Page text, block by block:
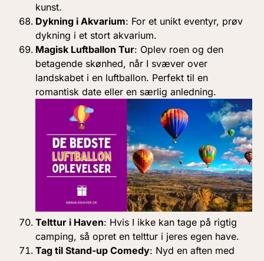
kunst.
Dykning i Akvarium: For et unikt eventyr, prøv
dykning i et stort akvarium.
Magisk Luftballon Tur: Oplev roen og den
betagende skønhed, når I svæver over
landskabet i en luftballon. Perfekt til en
romantisk date eller en særlig anledning.
Telttur i Haven: Hvis I ikke kan tage på rigtig
camping, så opret en telttur i jeres egen have.
Tag til Stand-up Comedy: Nyd en aften med